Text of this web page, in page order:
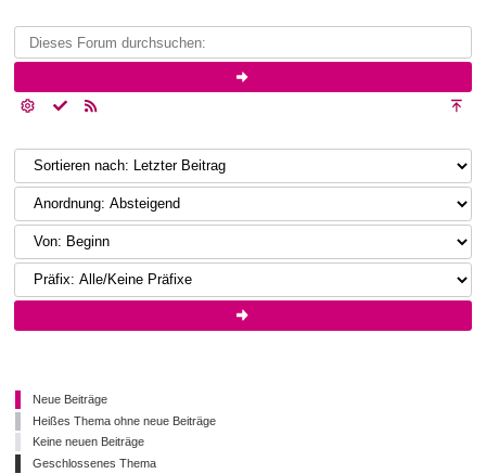
Neue Beiträge
Heißes Thema ohne neue Beiträge
Keine neuen Beiträge
Geschlossenes Thema